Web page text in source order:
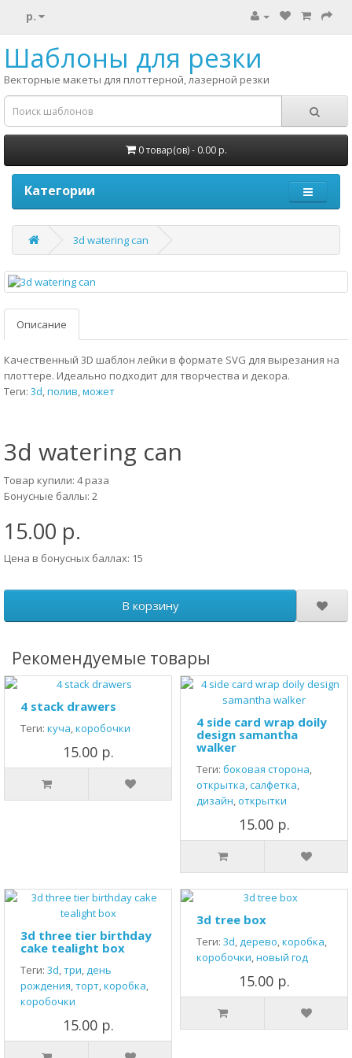
р.
Шаблоны для резки
Векторные макеты для плоттерной, лазерной резки
0 товар(ов) - 0.00 р.
Категории
3d watering can
Описание
Качественный 3D шаблон лейки в формате SVG для вырезания на
плоттере. Идеально подходит для творчества и декора.
Теги: 3d,полив,может
3d watering can
Товар купили: 4 раза
Бонусные баллы: 2
15.00 р.
Цена в бонусных баллах: 15
В корзину
Рекомендуемые товары
4 stack drawers
Теги: куча,коробочки
15.00 р.
4 side card wrap doily
design samantha
walker
Теги: боковая сторона,
открытка,салфетка,
дизайн,открытки
15.00 р.
3d three tier birthday
cake tealight box
Теги: 3d,три,день
рождения,торт,коробка,
коробочки
15.00 р.
3d tree box
Теги: 3d,дерево,коробка,
коробочки,новый год
15.00 р.